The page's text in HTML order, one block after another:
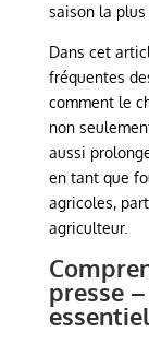
saison la
Dans cet
fréquentes
comment le
non
aussi
en tant que
agricoles,
agriculteur.
presse